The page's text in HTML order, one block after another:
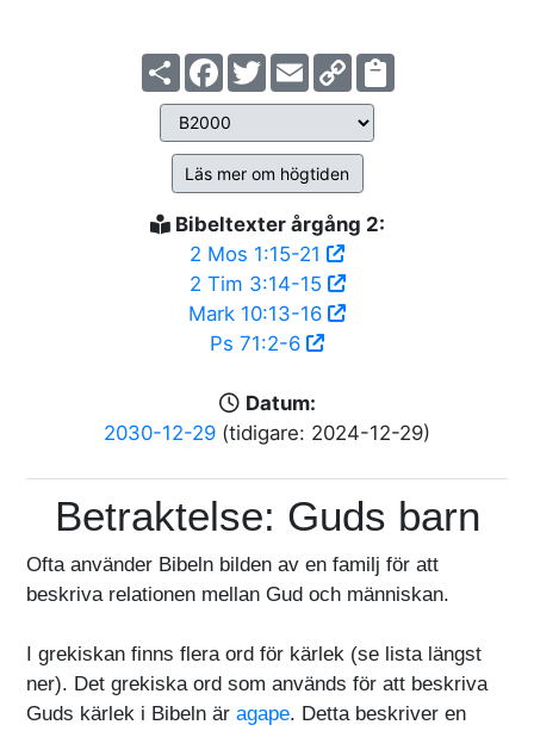
ShareFacebook
TwitterEmailCopy
Link
Läs mer om högtiden
Bibeltexter årgång 2:
2 Mos 1:15-21
2 Tim 3:14-15
Mark 10:13-16
Ps 71:2-6
Datum:
2030-12-29 (tidigare: 2024-12-29)
Betraktelse: Guds barn
Ofta använder Bibeln bilden av en familj för att
beskriva relationen mellan Gud och människan.
I grekiskan finns flera ord för kärlek (se lista längst
ner). Det grekiska ord som används för att beskriva
Guds kärlek i Bibeln äragape. Detta beskriver en